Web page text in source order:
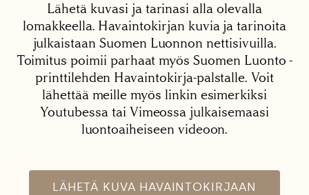
Lähetä kuvasi ja tarinasi alla olevalla
lomakkeella. Havaintokirjan kuvia ja tarinoita
julkaistaan Suomen Luonnon nettisivuilla.
Toimitus poimii parhaat myös Suomen Luonto -
printtilehden Havaintokirja-palstalle. Voit
lähettää meille myös linkin esimerkiksi
Youtubessa tai Vimeossa julkaisemaasi
luontoaiheiseen videoon.
LÄHETÄ KUVA HAVAINTOKIRJAAN